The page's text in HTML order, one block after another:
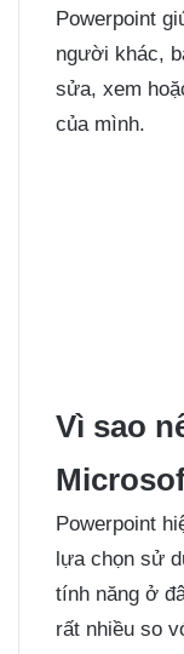
Powerpoint
người khác,
sửa, xem
của mình.
Vì sao
Powerpoint
lựa chọn sử
tính năng ở
rất nhiều so